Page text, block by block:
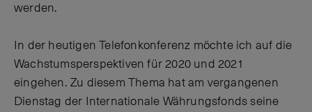
werden.
In der heutigen Telefonkonferenz möchte ich auf die
Wachstumsperspektiven für 2020 und 2021
eingehen. Zu diesem Thema hat am vergangenen
Dienstag der Internationale Währungsfonds seine